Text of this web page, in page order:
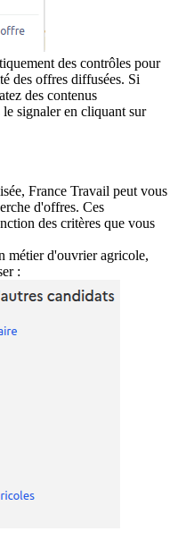
des contrôles pour
des offres diffusées. Si
des contenus
signaler en cliquant sur
France Travail peut vous
d'offres. Ces
des critères que vous
métier d'ouvrier agricole,
: